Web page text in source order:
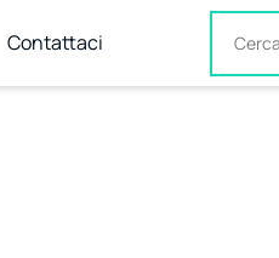
Contattaci